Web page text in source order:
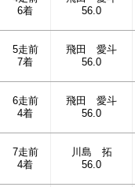
6着
56.0
5走前
7着
飛田 愛斗
56.0
6走前
4着
飛田 愛斗
56.0
7走前
4着
川島 拓
56.0